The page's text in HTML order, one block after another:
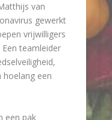
van
gewerkt
vrijwilligers
teamleider
een
een pak